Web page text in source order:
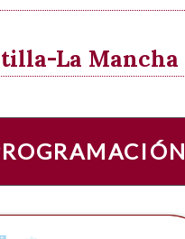
La Mancha